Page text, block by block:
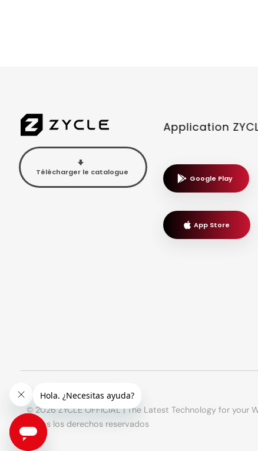
Télécharger le catalogue
Application
Google Play
App Store
© 2026 ZYCLE OFFICIAL | The Latest Technology for your
Todos los derechos reservados